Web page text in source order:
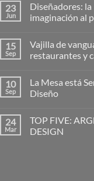
en
Hogo
–
23
Jun
Diseñadores: la
imaginación al
comentarios
Diseñadores:
poder
15
Sep
Vajilla de
restaurantes y
comentarios
en
Vajilla
para
restaurantes
y
10
Sep
La Mesa está
Diseño
comentarios
en
La
24
Mar
TOP FIVE:
DESIGN